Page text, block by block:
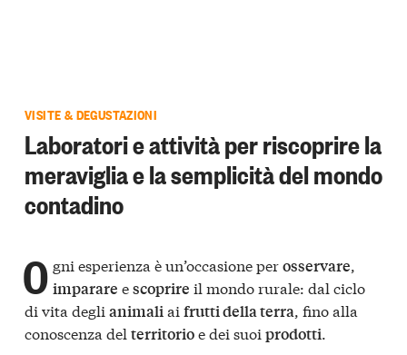
VISITE & DEGUSTAZIONI
Laboratori e attività per riscoprire la
meraviglia e la semplicità del mondo
contadino
O gni esperienza è un’occasione perosservare,
imparare escoprire il mondo rurale: dal ciclo
di vita degli animaliai frutti della terra, fino alla
conoscenza del territorioe dei suoi prodotti.